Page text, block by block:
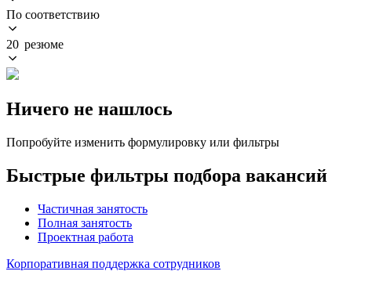
По соответствию
20 резюме
Ничего не нашлось
Попробуйте изменить формулировку или фильтры
Быстрые фильтры подбора вакансий
Частичная занятость
Полная занятость
Проектная работа
Корпоративная поддержка сотрудников